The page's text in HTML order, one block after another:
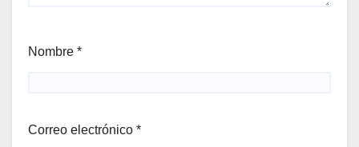
Nombre *
Correo electrónico *